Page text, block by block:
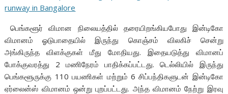
பெங்களூர் விமான நிலையத்தில் தரையிறங்கியபோது இன்டிகோ
விமானம் ஓடுபாதையில் இருந்து கொஞ்சம் விலகிச் சென்று
அங்கிருந்த விளக்குகள் மீது மோதியது. இதையடுத்து விமானப்
போக்குவரத்து 2 மணிநேரம் பாதிக்கப்பட்டது. டெல்லியில் இருந்து
பெங்களூருக்கு 110 பயணிகள் மற்றும் 6 சிப்பந்திகளுடன் இன்டிகோ
ஏர்லைன்ஸ் விமானம் ஒன்று புறப்பட்டது. அந்த விமானம் நேற்று இரவு